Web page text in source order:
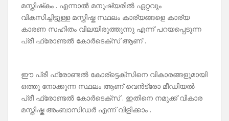
മസ്തിഷ്‌കം . എന്നാൽ മനുഷ്യരിൽ ഏറ്റവും
വികസിച്ചിട്ടുള്ള മസ്തിഷ്ക സ്ഥലം കാര്യങ്ങളെ കാര്യ
കാരണ സഹിതം വിലയിരുത്തുന്നു എന്ന് പറയപ്പെടുന്ന
പ്രീ ഫ്രോണ്ടൽ കോർടെക്സ് ആണ് .
ഈ പ്രീ ഫ്രോണ്ടൽ കോര്ട്ടെക്സിനെ വികാരങ്ങളുമായി
ഒത്തു നോക്കുന്ന സ്ഥലം ആണ് വെൻട്രോ മീഡിയൽ
പ്രീ ഫ്രോണ്ടൽ കോർടെക്സ് . ഇതിനെ നമുക്ക് വികാര
മസ്തിഷ്ക അംബാസിഡർ എന്ന് വിളിക്കാം .